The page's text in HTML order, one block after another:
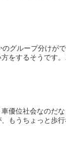
グループ分けが
をするそうです
優位社会なのだ
もうちょっと歩